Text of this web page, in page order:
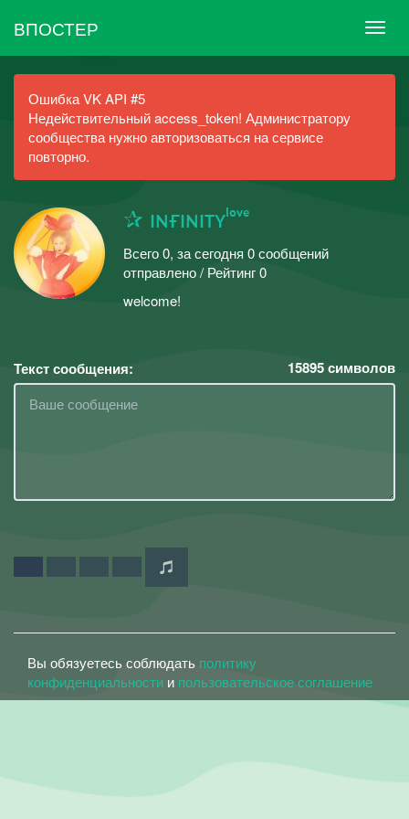
ВПОСТЕР
Ошибка VK API #5
Недействительный access_token! Администратору
сообщества нужно авторизоваться на сервисе
повторно.
✰ ɪɴғɪɴɪᴛʏˡᵒᵛᵉ
Всего 0, за сегодня 0 сообщений
отправлено / Рейтинг 0
welcome!
Текст сообщения: 15895символов
Вы обязуетесь соблюдать политику
конфиденциальности и пользовательское соглашение